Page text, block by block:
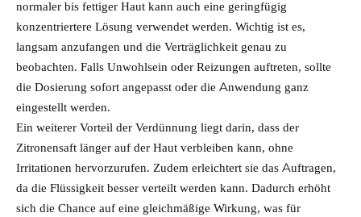
normaler bis fettiger Haut kann auch eine geringfügig
konzentriertere Lösung verwendet werden. Wichtig ist es,
langsam anzufangen und die Verträglichkeit genau zu
beobachten. Falls Unwohlsein oder Reizungen auftreten, sollte
die Dosierung sofort angepasst oder die Anwendung ganz
eingestellt werden.
Ein weiterer Vorteil der Verdünnung liegt darin, dass der
Zitronensaft länger auf der Haut verbleiben kann, ohne
Irritationen hervorzurufen. Zudem erleichtert sie das Auftragen,
da die Flüssigkeit besser verteilt werden kann. Dadurch erhöht
sich die Chance auf eine gleichmäßige Wirkung, was für